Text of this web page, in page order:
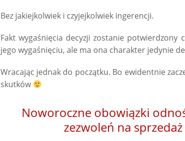
Bez jakiejkolwiek i czyjejkolwiek ingerencji.
Fakt wygaśnięcia decyzji zostanie potwierdzony
jego wygaśnięciu, ale ma ona charakter jedynie
Wracając jednak do początku. Bo ewidentnie
skutków
Noworoczne obowiązki
zezwoleń na